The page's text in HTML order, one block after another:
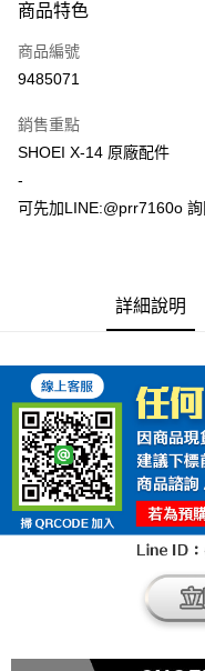
信用卡一次付款
超商取貨付款
ATM付款
運送方式
7-11取貨付款(安全帽一頂
宅配
每筆NT$100，滿
商品特色
商品編號
9485071
銷售重點
SHOEI X-14 原廠配件
-
可先加LINE:@prr7160o
詳細說明